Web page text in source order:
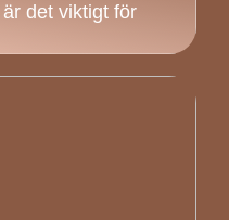
det viktigt för